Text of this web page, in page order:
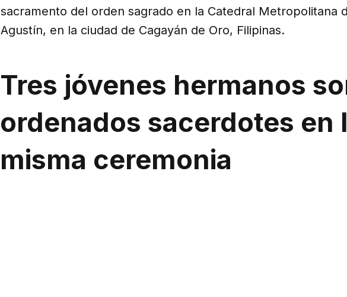
sacramento del orden sagrado en la Catedral Metropolitana
Agustín, en la ciudad de Cagayán de Oro, Filipinas.
Tres jóvenes hermanos
ordenados sacerdotes en
misma ceremonia